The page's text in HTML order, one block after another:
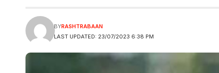
LAST UPDATED: 23/07/2023 6:38 PM
BYRASHTRABAAN